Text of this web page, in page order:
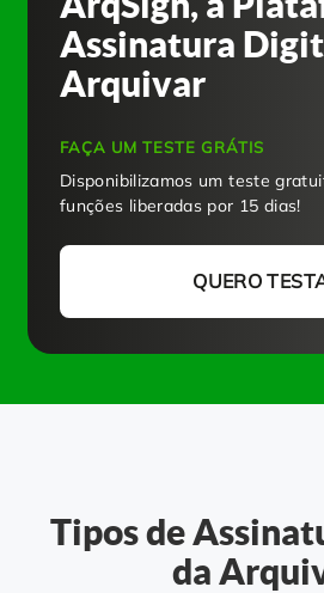
Assinatura
Arquivar
FAÇA UM TESTE GRÁTIS
Disponibilizamos um teste
funções liberadas por 15 dias!
QUERO
Tipos de
da